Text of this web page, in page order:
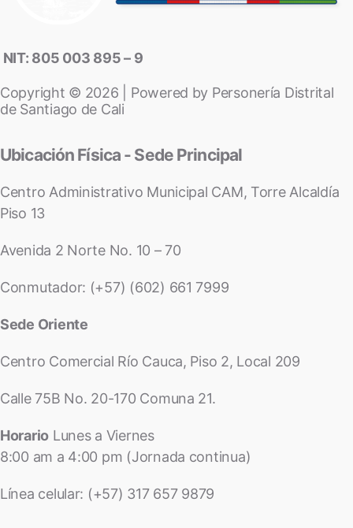
NIT: 805 003 895 – 9
Copyright © 2026 | Powered by Personería Distrital
de Santiago de Cali
Ubicación Física - Sede Principal
Centro Administrativo Municipal CAM, Torre Alcaldía
Piso 13
Avenida 2 Norte No. 10 – 70
Conmutador: (+57) (602) 661 7999
Sede Oriente
Centro Comercial Río Cauca, Piso 2, Local 209
Calle 75B No. 20-170 Comuna 21.
Horario Lunes a Viernes
8:00 am a 4:00 pm (Jornada continua)
Línea celular: (+57) 317 657 9879